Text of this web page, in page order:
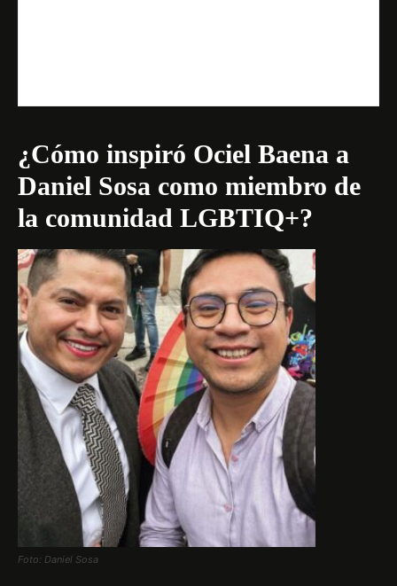
¿Cómo inspiró Ociel Baena a
Daniel Sosa como miembro de
la comunidad LGBTIQ+?
Foto: Daniel Sosa